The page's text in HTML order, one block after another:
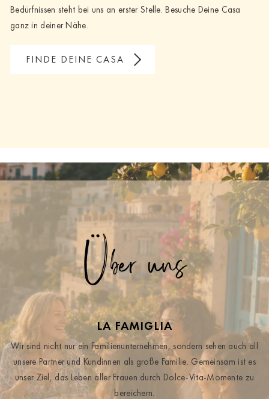
Bedürfnissen steht bei uns an erster Stelle. Besuche Deine Casa
ganz in deiner Nähe.
FINDE DEINE CASA
Über uns
LA FAMIGLIA
Wir sind nicht nur ein Familienunternehmen, sondern sehen auch all
unsere Partner und Kundinnen als große Familie. Gemeinsam ist es
unser Ziel, das Leben aller Frauen durch Dolce-Vita-Momente zu
bereichern.